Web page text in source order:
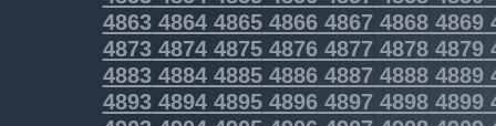
4863486448654866486748684869
4873487448754876487748784879
4883488448854886488748884889
4893489448954896489748984899